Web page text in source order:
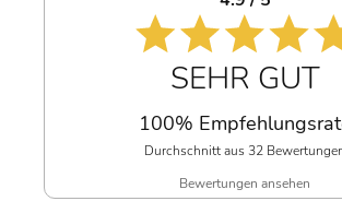
SEHR GUT
100%
Durchschnitt aus 32
Bewertungen ansehen